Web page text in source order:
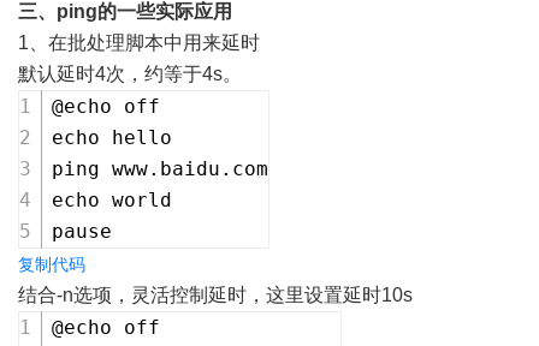
三、ping的一些实际应用
1、在批处理脚本中用来延时
默认延时4次，约等于4s。
@echo off
echo hello
ping www.baidu.com
echo world
pause
复制代码
结合-n选项，灵活控制延时，这里设置延时10s
@echo off